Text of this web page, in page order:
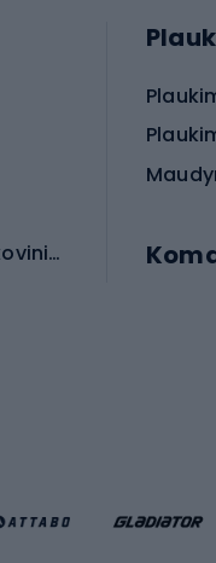
Apsauginės priemonės koviniam sportui